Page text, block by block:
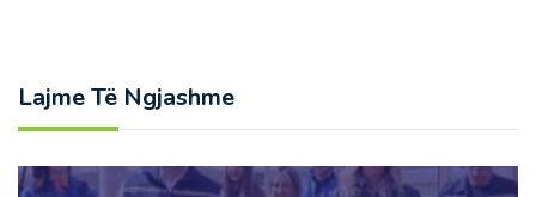
Lajme Të Ngjashme